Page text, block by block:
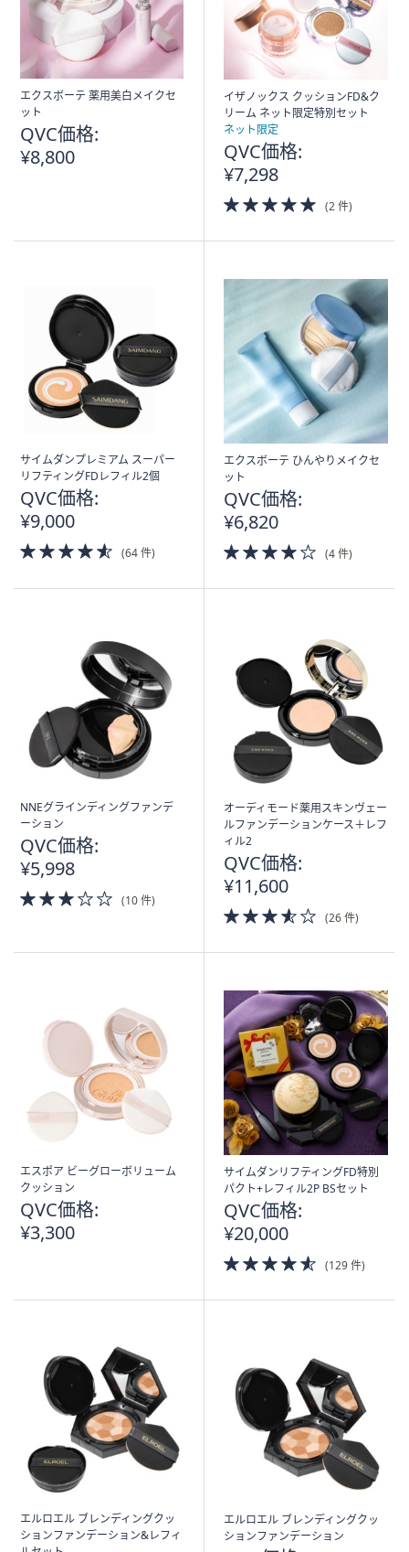
エクスボーテ 薬用美白メイクセ
ット
QVC価格:
¥8,800
イザノックス クッションFD&ク
リーム ネット限定特別セット
ネット限定
QVC価格:
¥7,298
5.0
of
(2 件)
サイムダンプレミアム スーパー
リフティングFDレフィル2個
QVC価格:
¥9,000
4.5
of
(64 件)
エクスボーテ ひんやりメイクセ
ット
QVC価格:
¥6,820
4.0
of
(4 件)
NNEグラインディングファンデ
ーション
QVC価格:
¥5,998
3.0
of
(10 件)
オーディモード薬用スキンヴェー
ルファンデーションケース＋レフ
ィル2
QVC価格:
¥11,600
3.5
of
(26 件)
エスポア ビーグローボリューム
クッション
QVC価格:
¥3,300
サイムダンリフティングFD特別
パクト+レフィル2P BSセット
QVC価格:
¥20,000
4.5
of
(129 件)
エルロエル ブレンディングクッ
ションファンデーション&レフィ
エルロエル ブレンディングクッ
ションファンデーション